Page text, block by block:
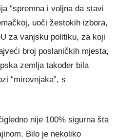
“spremna i voljna da stavi
uoči žestokih izbora,
za vanjsku politiku, za koji
broj poslaničkih mjesta,
zemlja također bila
“mirovnjaka”, s
nije 100% sigurna šta
Bilo je nekoliko